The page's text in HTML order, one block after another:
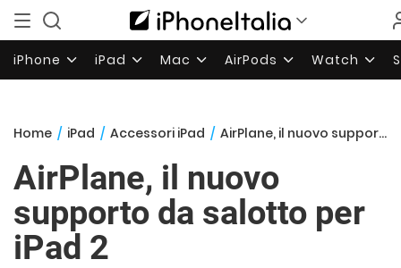
iPhone iPad Mac AirPods Watch
Home / iPad / Accessori iPad / AirPlane, il nuovo supporto da salotto per iPad 2
AirPlane, il nuovo
supporto da salotto per
iPad 2